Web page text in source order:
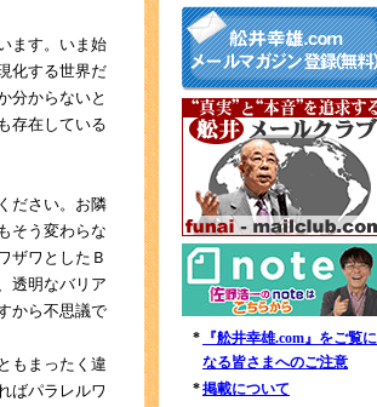
ます。いま始
化する世界だ
分からないと
存在している
ださい。お隣
そう変わらな
ザワとしたＢ
透明なバリア
から不思議で
もまったく違
ばパラレルワ
*
『舩井幸雄.com』をご覧に
なる皆さまへのご注意
*掲載について